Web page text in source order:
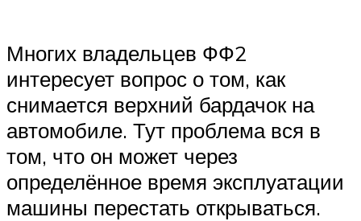
Многих владельцев ФФ2
интересует вопрос о том, как
снимается верхний бардачок на
автомобиле. Тут проблема вся в
том, что он может через
определённое время эксплуатации
машины перестать открываться.